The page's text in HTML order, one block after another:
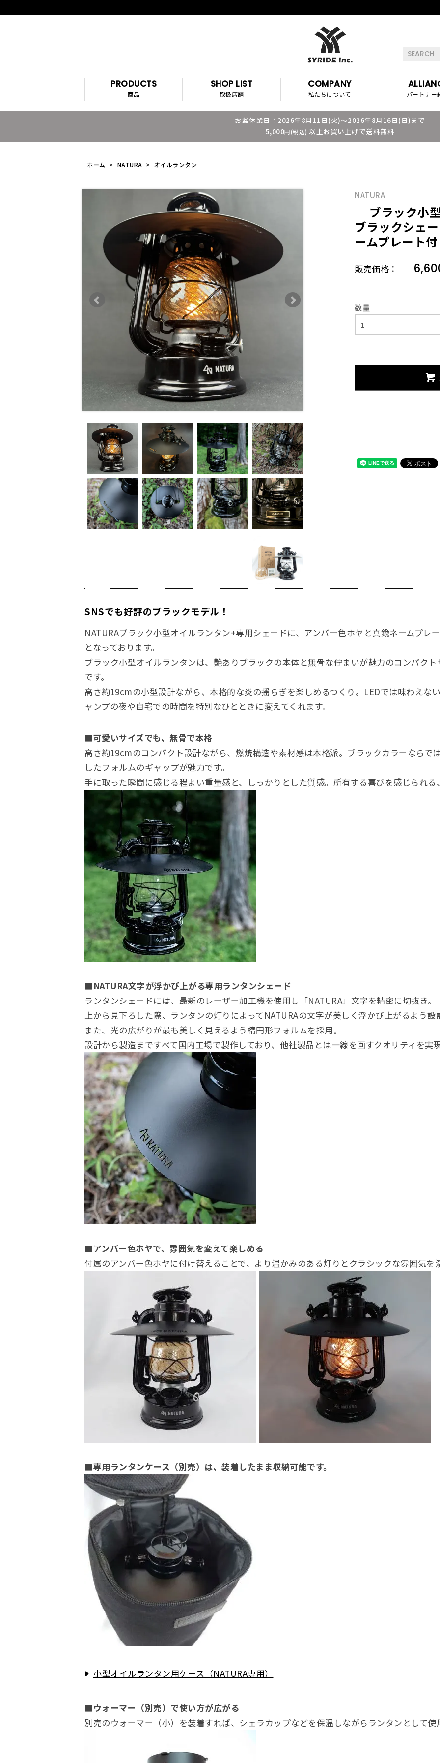
PRODUCTS
商品
SHOP LIST
取扱店舗
COMPANY
私たちについて パートナー
お盆休業日：2026年8月11日(火)～2026年8月16日(日)まで
5,000円(税込) 以上お買い上げで送料無料
ホーム > NATURA > オイルランタン
NATURA
ブラック小
ブラックシェ
ームプレート付
販売価格：
数量
SNSでも好評のブラックモデル！
NATURAブラック小型オイルランタン+専用シェードに、アンバー色ホヤと真鍮ネームプレ
となっております。
ブラック小型オイルランタンは、艶ありブラックの本体と無骨な佇まいが魅力のコンパク
です。
高さ約19cmの小型設計ながら、本格的な炎の揺らぎを楽しめるつくり。LEDでは味わえな
ャンプの夜や自宅での時間を特別なひとときに変えてくれます。
■可愛いサイズでも、無骨で本格
高さ約19cmのコンパクト設計ながら、燃焼構造や素材感は本格派。ブラックカラーならで
したフォルムのギャップが魅力です。
手に取った瞬間に感じる程よい重量感と、しっかりとした質感。所有する喜びを感じられる
■NATURA文字が浮かび上がる専用ランタンシェード
ランタンシェードには、最新のレーザー加工機を使用し「NATURA」文字を精密に切抜き。
上から見下ろした際、ランタンの灯りによってNATURAの文字が美しく浮かび上がるよう設
また、光の広がりが最も美しく見えるよう楕円形フォルムを採用。
設計から製造まですべて国内工場で製作しており、他社製品とは一線を画すクオリティを実現
■アンバー色ホヤで、雰囲気を変えて楽しめる
付属のアンバー色ホヤに付け替えることで、より温かみのある灯りとクラシックな雰囲気を
■専用ランタンケース（別売）は、装着したまま収納可能です。
小型オイルランタン用ケース（NATURA専用）
■ウォーマー（別売）で使い方が広がる
別売のウォーマー（小）を装着すれば、シェラカップなどを保温しながらランタンとして使